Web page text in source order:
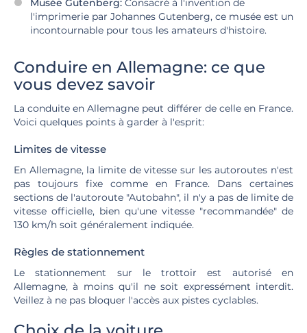
Musée Gutenberg: Consacré à l'invention de
l'imprimerie par Johannes Gutenberg, ce musée est un
incontournable pour tous les amateurs d'histoire.
Conduire en Allemagne: ce que
vous devez savoir
La conduite en Allemagne peut différer de celle en France.
Voici quelques points à garder à l'esprit:
Limites de vitesse
En Allemagne, la limite de vitesse sur les autoroutes n'est
pas toujours fixe comme en France. Dans certaines
sections de l'autoroute "Autobahn", il n'y a pas de limite de
vitesse officielle, bien qu'une vitesse "recommandée" de
130 km/h soit généralement indiquée.
Règles de stationnement
Le stationnement sur le trottoir est autorisé en
Allemagne, à moins qu'il ne soit expressément interdit.
Veillez à ne pas bloquer l'accès aux pistes cyclables.